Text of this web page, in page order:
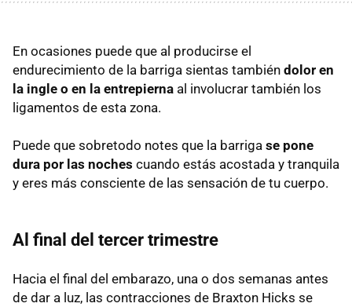
En ocasiones puede que al producirse el
endurecimiento de la barriga sientas también dolor en
la ingle o en la entrepierna al involucrar también los
ligamentos de esta zona.
Puede que sobretodo notes que la barriga se pone
dura por las noches cuando estás acostada y tranquila
y eres más consciente de las sensación de tu cuerpo.
Al final del tercer trimestre
Hacia el final del embarazo, una o dos semanas antes
de dar a luz, las contracciones de Braxton Hicks se